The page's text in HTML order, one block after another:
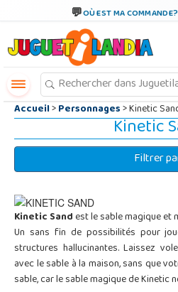
OÙ EST MA COMMANDE?
Accueil>Personnages> Kinetic
Kinetic
Filtrer
Kinetic Sandest le sable magique et
Un sans fin de possibilités pour
structures hallucinantes. Laissez
avec le sable à la maison, sans que
sable, car le sable magique de Kinetic